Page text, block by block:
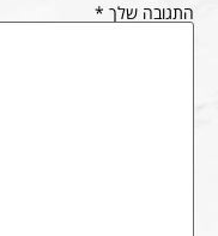
התגובה שלך *